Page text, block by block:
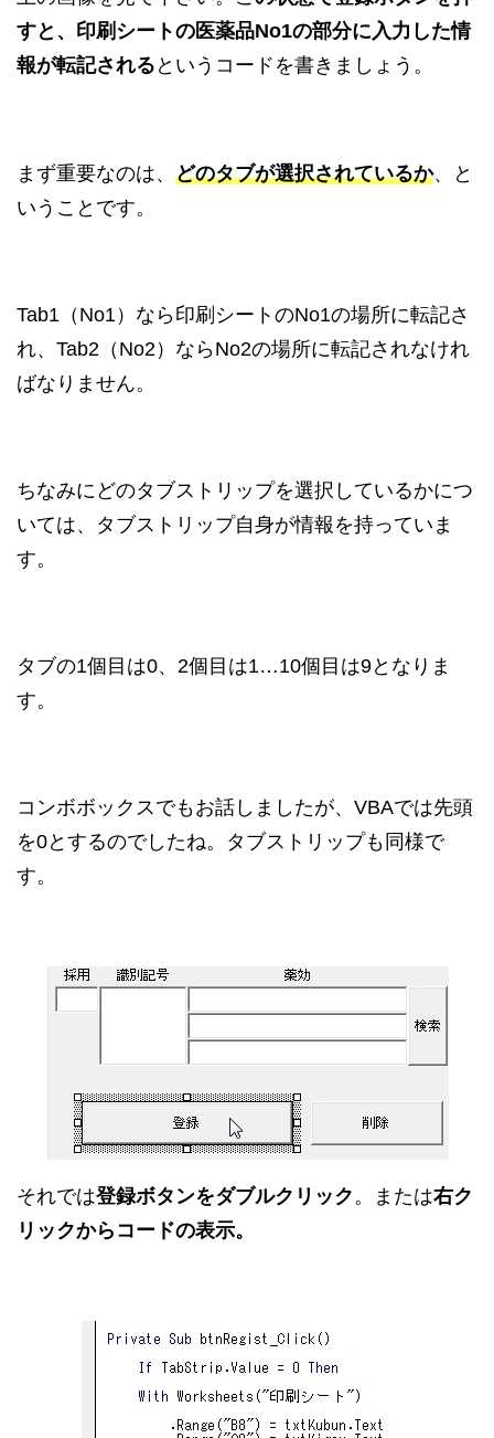
すと、印刷シートの医薬品No1の部分に入力した情
報が転記される というコードを書きましょう。
まず重要なのは、 どのタブが選択されているか、と
いうことです。
Tab1（No1）なら印刷シートのNo1の場所に転記さ
れ、Tab2（No2）ならNo2の場所に転記されなけれ
ばなりません。
ちなみにどのタブストリップを選択しているかにつ
いては、タブストリップ自身が情報を持っていま
す。
タブの1個目は0、2個目は1…10個目は9となりま
す。
コンボボックスでもお話しましたが、VBAでは先頭
を0とするのでしたね。タブストリップも同様で
す。
それでは登録ボタンをダブルクリック。または右ク
リックからコードの表示。